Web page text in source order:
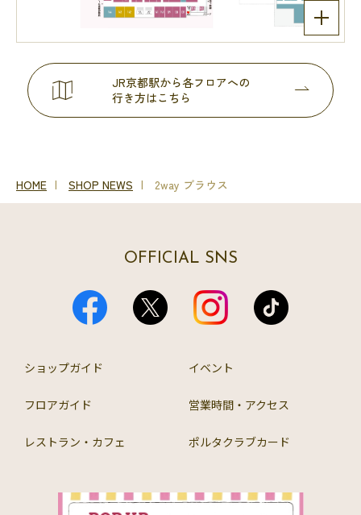
JR京都駅から各フロアへの
行き方はこちら
HOME SHOP NEWS 2way ブラウス
OFFICIAL SNS
ショップガイド イベント
フロアガイド 営業時間・アクセス
レストラン・カフェ ポルタクラブカード